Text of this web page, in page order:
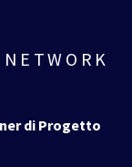
di Progetto